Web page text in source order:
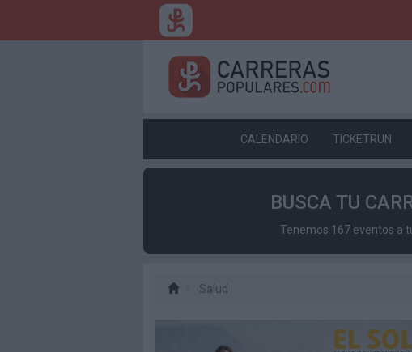
CALENDARIO TICKETRUN
BUSCA TU
Tenemos 167 eventos a
Salud